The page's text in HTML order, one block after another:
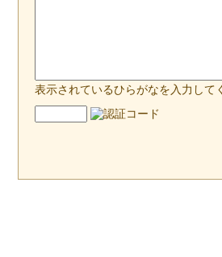
表示されているひらがなを入力して